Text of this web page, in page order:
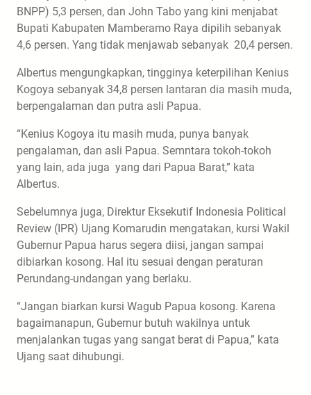
BNPP) 5,3 persen, dan John Tabo yang kini menjabat
Bupati Kabupaten Mamberamo Raya dipilih sebanyak
4,6 persen. Yang tidak menjawab sebanyak 20,4 persen.
Albertus mengungkapkan, tingginya keterpilihan Kenius
Kogoya sebanyak 34,8 persen lantaran dia masih muda,
berpengalaman dan putra asli Papua.
“Kenius Kogoya itu masih muda, punya banyak
pengalaman, dan asli Papua. Semntara tokoh-tokoh
yang lain, ada juga yang dari Papua Barat,” kata
Albertus.
Sebelumnya juga, Direktur Eksekutif Indonesia Political
Review (IPR) Ujang Komarudin mengatakan, kursi Wakil
Gubernur Papua harus segera diisi, jangan sampai
dibiarkan kosong. Hal itu sesuai dengan peraturan
Perundang-undangan yang berlaku.
“Jangan biarkan kursi Wagub Papua kosong. Karena
bagaimanapun, Gubernur butuh wakilnya untuk
menjalankan tugas yang sangat berat di Papua,” kata
Ujang saat dihubungi.